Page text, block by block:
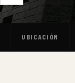
UBICACIÓN